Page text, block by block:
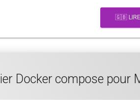
🇬🇧 LIRE
Docker compose pour